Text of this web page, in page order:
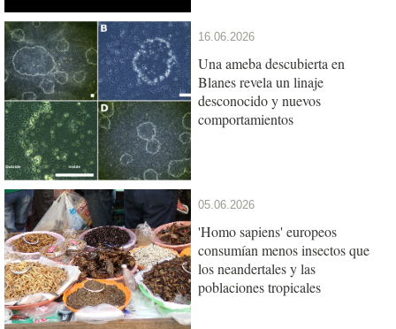
16.06.2026
Una ameba descubierta en
Blanes revela un linaje
desconocido y nuevos
comportamientos
05.06.2026
'Homo sapiens' europeos
consumían menos insectos que
los neandertales y las
poblaciones tropicales